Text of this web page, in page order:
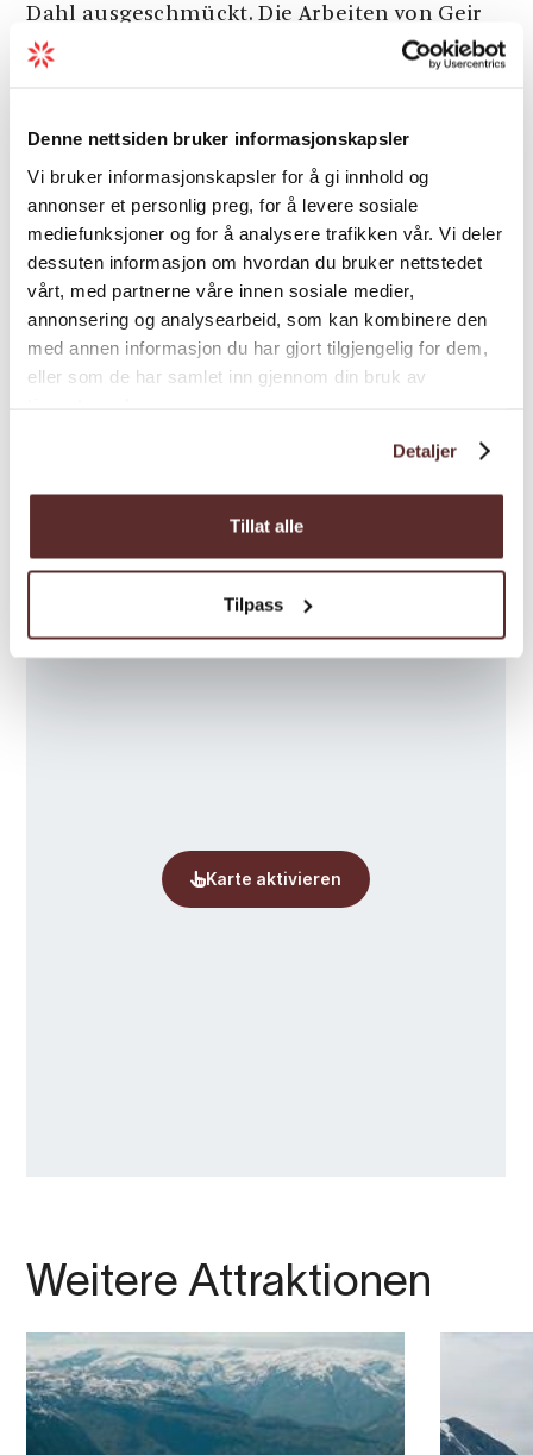
Denne nettsiden bruker informasjonskapsler
Vi bruker informasjonskapsler for å gi innhold og
annonser et personlig preg, for å levere sosiale
mediefunksjoner og for å analysere trafikken vår. Vi deler
dessuten informasjon om hvordan du bruker nettstedet
vårt, med partnerne våre innen sosiale medier,
annonsering og analysearbeid, som kan kombinere den
med annen informasjon du har gjort tilgjengelig for dem,
eller som de har samlet inn gjennom din bruk av
Detaljer
Tillat alle
Tilpass
Dahl ausgeschmückt. Die Arbeiten von Geir
Grung, einem der bekanntesten
Haus ist ganzjährig geöffnet, die Küche
genießt einen sehr guten Ruf. Das Hotel ist
ein guter Ausgangspunkt fuer Wandertouren
zur Trolltunga.
Weitere Attraktionen